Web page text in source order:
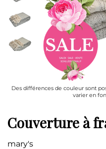
Des différences de couleur sont
varier en
Couverture à
mary's